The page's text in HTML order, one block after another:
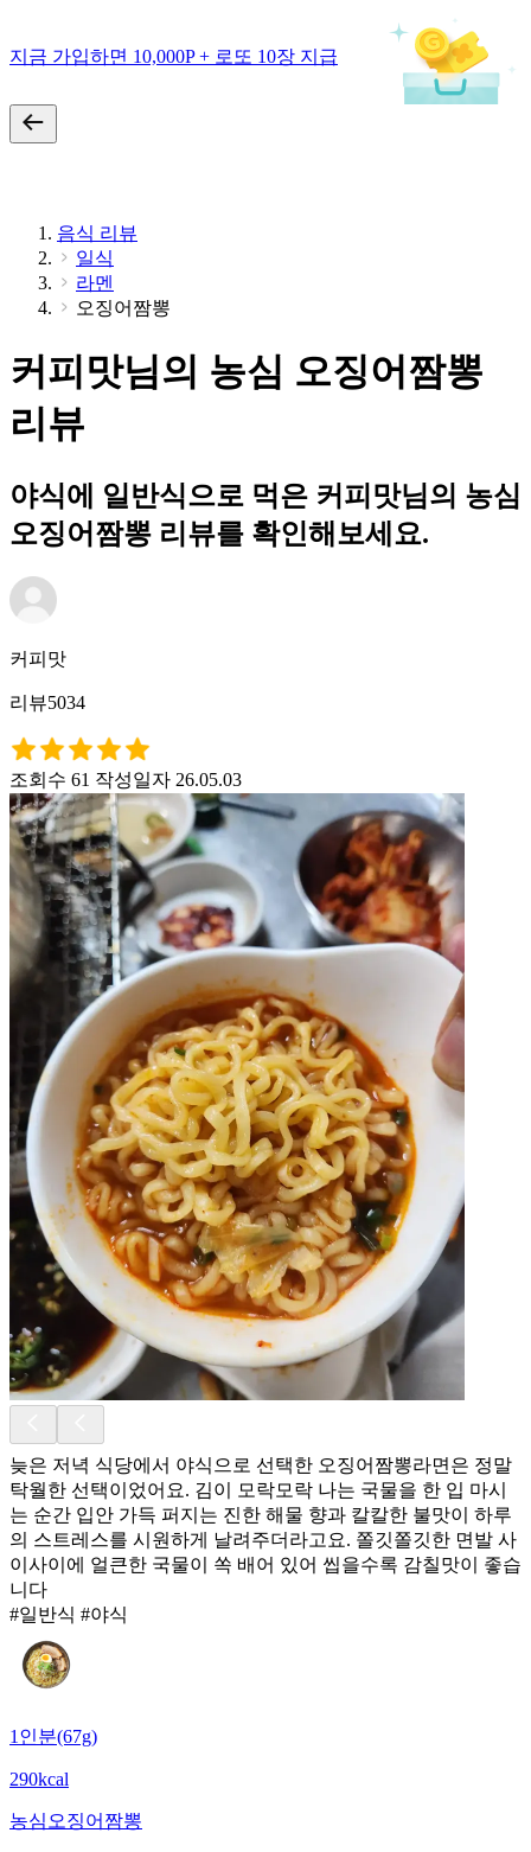
지금 가입하면 10,000P + 로또 10장 지급
음식 리뷰
일식
라멘
오징어짬뽕
커피맛님의 농심 오징어짬뽕
리뷰
야식에 일반식으로 먹은 커피맛님의 농심
오징어짬뽕 리뷰를 확인해보세요.
커피맛
리뷰5034
조회수 61 작성일자 26.05.03
늦은 저녁 식당에서 야식으로 선택한 오징어짬뽕라면은 정말
탁월한 선택이었어요. 김이 모락모락 나는 국물을 한 입 마시
는 순간 입안 가득 퍼지는 진한 해물 향과 칼칼한 불맛이 하루
의 스트레스를 시원하게 날려주더라고요. 쫄깃쫄깃한 면발 사
이사이에 얼큰한 국물이 쏙 배어 있어 씹을수록 감칠맛이 좋습
니다
#일반식 #야식
1인분(67g)
290kcal
농심 오징어짬뽕